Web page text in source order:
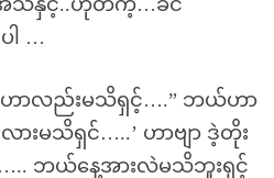
သံနှင့်..ဟုတ်ကဲ့…ခင်
ါ …
ဟာလည်းမသိရှင့်….” ဘယ်ဟာ
လားမသိရှင်…..’ ဟာဗျာ ဒဲ့တိုး
….. ဘယ်နေ့အားလဲမသိဘူးရှင့်